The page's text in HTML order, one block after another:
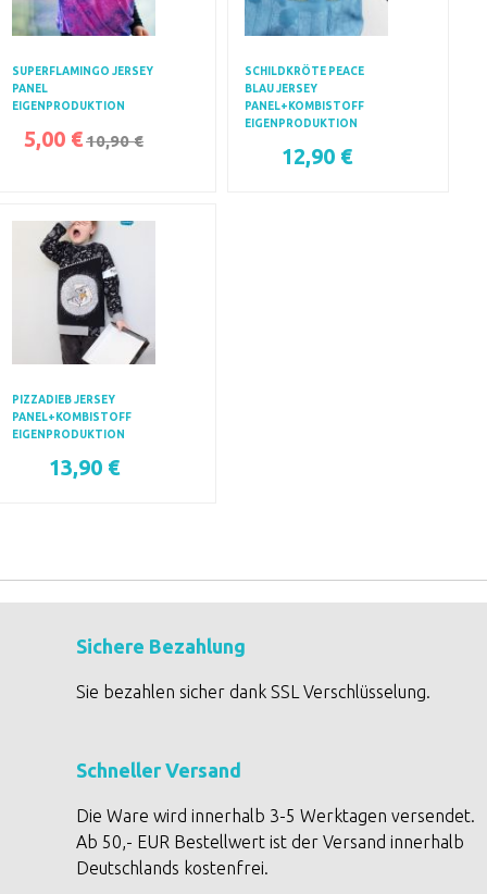
SUPERFLAMINGO JERSEY
PANEL
EIGENPRODUKTION
5,00 €10,90 €
SCHILDKRÖTE PEACE
BLAU JERSEY
PANEL+KOMBISTOFF
EIGENPRODUKTION
12,90 €
PIZZADIEB JERSEY
PANEL+KOMBISTOFF
EIGENPRODUKTION
13,90 €
Sichere Bezahlung
Sie bezahlen sicher dank SSL Verschlüsselung.
Schneller Versand
Die Ware wird innerhalb 3-5 Werktagen versendet.
Ab 50,- EUR Bestellwert ist der Versand innerhalb
Deutschlands kostenfrei.